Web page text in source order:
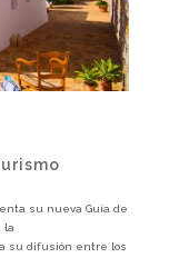
su nueva Guía de
la
su difusión entre los